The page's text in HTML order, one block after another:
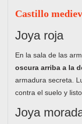
Castillo
Joya roja
En la sala de las
oscura arriba a la
armadura secreta.
contra el suelo y listo.
Joya